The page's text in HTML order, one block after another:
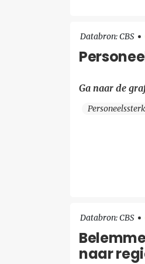
Databron: CBS
Ga naar de
Databron: CBS
naar